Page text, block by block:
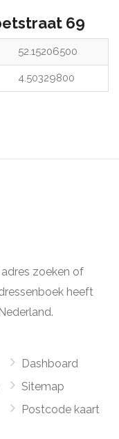
69
52.15206500
4.50329800
zoeken of
heeft
Dashboard
Sitemap
Postcode kaart